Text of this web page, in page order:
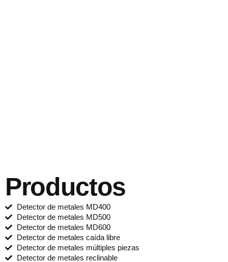
Productos
Detector de metales MD400
Detector de metales MD500
Detector de metales MD600
Detector de metales caída libre
Detector de metales múltiples piezas
Detector de metales reclinable